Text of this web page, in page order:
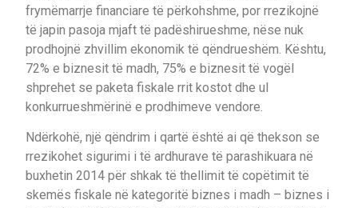
frymëmarrje financiare të përkohshme, por rrezikojnë
të japin pasoja mjaft të padëshirueshme, nëse nuk
prodhojnë zhvillim ekonomik të qëndrueshëm. Kështu,
72% e biznesit të madh, 75% e biznesit të vogël
shprehet se paketa fiskale rrit kostot dhe ul
konkurrueshmërinë e prodhimeve vendore.
Ndërkohë, një qëndrim i qartë është ai që thekson se
rrezikohet sigurimi i të ardhurave të parashikuara në
buxhetin 2014 për shkak të thellimit të copëtimit të
skemës fiskale në kategoritë biznes i madh – biznes i